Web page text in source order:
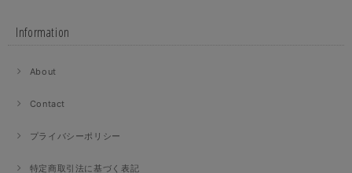
Information
About
Contact
プライバシーポリシー
特定商取引法に基づく表記